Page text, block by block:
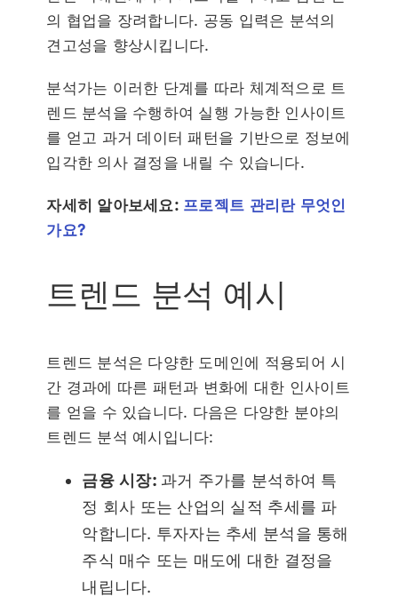
의 협업을 장려합니다. 공동 입력은 분석의
견고성을 향상시킵니다.
분석가는 이러한 단계를 따라 체계적으로 트
렌드 분석을 수행하여 실행 가능한 인사이트
를 얻고 과거 데이터 패턴을 기반으로 정보에
입각한 의사 결정을 내릴 수 있습니다.
자세히 알아보세요: 프로젝트 관리란 무엇인
가요?
트렌드 분석 예시
트렌드 분석은 다양한 도메인에 적용되어 시
간 경과에 따른 패턴과 변화에 대한 인사이트
를 얻을 수 있습니다. 다음은 다양한 분야의
트렌드 분석 예시입니다:
금융 시장: 과거 주가를 분석하여 특
정 회사 또는 산업의 실적 추세를 파
악합니다. 투자자는 추세 분석을 통해
주식 매수 또는 매도에 대한 결정을
내립니다.